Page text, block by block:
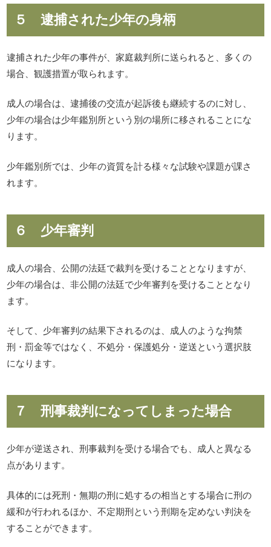
５ 逮捕された少年の身柄
逮捕された少年の事件が、家庭裁判所に送られると、多くの
場合、観護措置が取られます。
成人の場合は、逮捕後の交流が起訴後も継続するのに対し、
少年の場合は少年鑑別所という別の場所に移されることにな
ります。
少年鑑別所では、少年の資質を計る様々な試験や課題が課さ
れます。
６ 少年審判
成人の場合、公開の法廷で裁判を受けることとなりますが、
少年の場合は、非公開の法廷で少年審判を受けることとなり
ます。
そして、少年審判の結果下されるのは、成人のような拘禁
刑・罰金等ではなく、不処分・保護処分・逆送という選択肢
になります。
７ 刑事裁判になってしまった場合
少年が逆送され、刑事裁判を受ける場合でも、成人と異なる
点があります。
具体的には死刑・無期の刑に処するの相当とする場合に刑の
緩和が行われるほか、不定期刑という刑期を定めない判決を
することができます。